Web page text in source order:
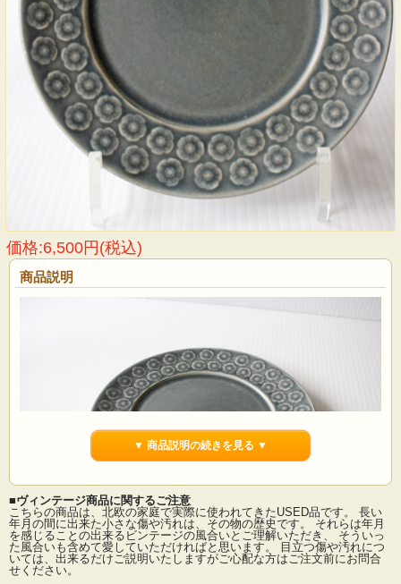
価格:6,500円(税込)
商品説明
デンマーク、Jens.H.Quistgaard（イェンス・クイストゴー）デザインAzurシリー
ズのケーキプレートです。杏の花の可愛らしいモチーフでありながら、ブルーグ
レーの落ち着いた色合いが甘くなりすぎず素敵です。ツヤのないマットな釉薬が
▼ 商品説明の続きを見る ▼
■ヴィンテージ商品に関するご注意
こちらの商品は、北欧の家庭で実際に使われてきたUSED品です。 長い
年月の間に出来た小さな傷や汚れは、その物の歴史です。 それらは年月
を感じることの出来るビンテージの風合いとご理解いただき、 そういっ
た風合いも含めて愛していただければと思います。 目立つ傷や汚れにつ
いては、出来るだけご説明いたしますがご心配な方はご注文前にお問合
せください。